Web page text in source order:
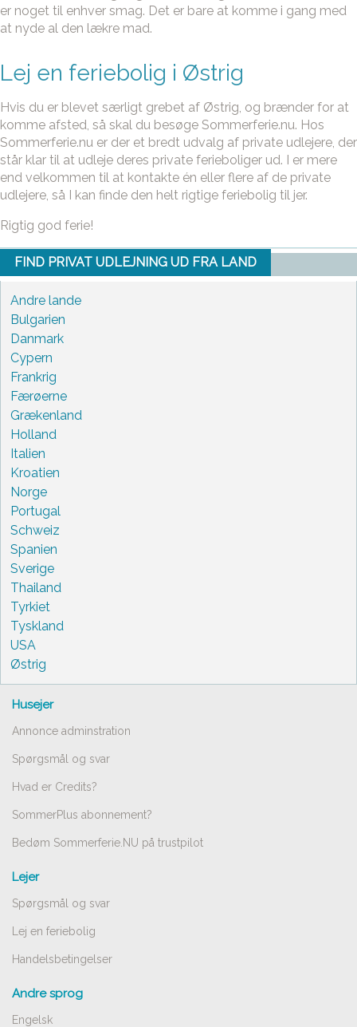
er noget til enhver smag. Det er bare at komme i gang med
at nyde al den lækre mad.
Lej en feriebolig i Østrig
Hvis du er blevet særligt grebet af Østrig, og brænder for at
komme afsted, så skal du besøge Sommerferie.nu. Hos
Sommerferie.nu er der et bredt udvalg af private udlejere, der
står klar til at udleje deres private ferieboliger ud. I er mere
end velkommen til at kontakte én eller flere af de private
udlejere, så I kan finde den helt rigtige feriebolig til jer.
Rigtig god ferie!
FIND PRIVAT UDLEJNING UD FRA LAND
Andre lande
Bulgarien
Danmark
Cypern
Frankrig
Færøerne
Grækenland
Holland
Italien
Kroatien
Norge
Portugal
Schweiz
Spanien
Sverige
Thailand
Tyrkiet
Tyskland
USA
Østrig
Husejer
Annonce adminstration
Spørgsmål og svar
Hvad er Credits?
SommerPlus abonnement?
Bedøm Sommerferie.NU på trustpilot
Lejer
Spørgsmål og svar
Lej en feriebolig
Handelsbetingelser
Andre sprog
Engelsk